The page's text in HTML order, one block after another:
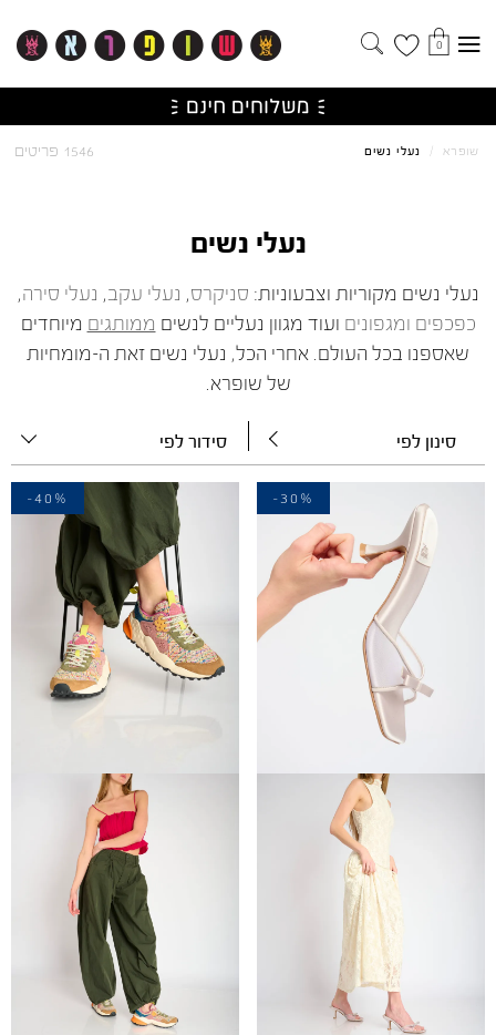
0
שופרא / נעלי נשים
נעלי נשים
נעלי נשים מקוריות וצבעוניות: סניקרס, נעלי עקב, נעלי סירה,
כפכפים ומגפונים ועוד מגוון נעליים לנשים ממותגים מיוחדים
שאספנו בכל העולם. אחרי הכל, נעלי נשים זאת ה-מומחיות
של שופרא.
סינון לפי
1546 פריטים
סידור לפי
-30%
-40%